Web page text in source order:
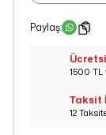
Paylaş:
1500 TL
Taksit
12